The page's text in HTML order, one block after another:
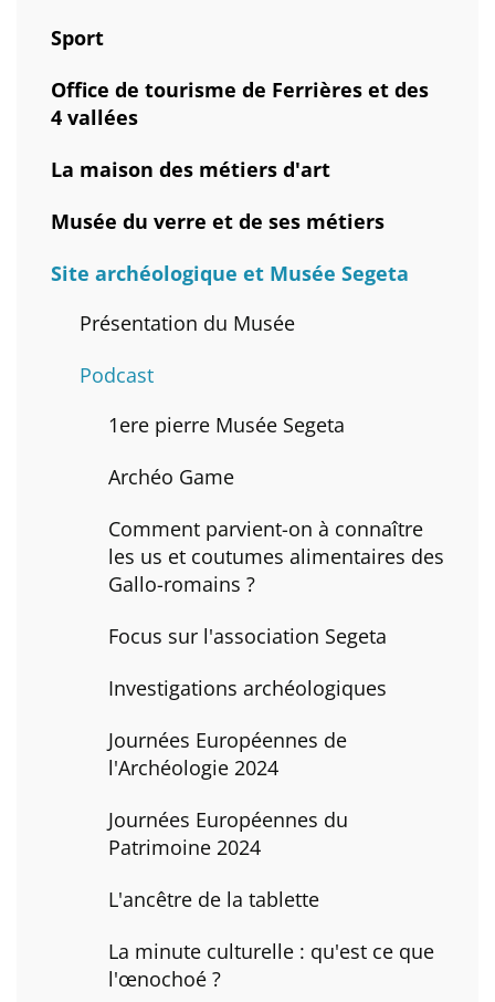
Sport
Office de tourisme de Ferrières et des
4 vallées
La maison des métiers d'art
Musée du verre et de ses métiers
Site archéologique et Musée Segeta
Présentation du Musée
Podcast
1ere pierre Musée Segeta
Archéo Game
Comment parvient-on à connaître
les us et coutumes alimentaires des
Gallo-romains ?
Focus sur l'association Segeta
Investigations archéologiques
Journées Européennes de
l'Archéologie 2024
Journées Européennes du
Patrimoine 2024
L'ancêtre de la tablette
La minute culturelle : qu'est ce que
l'œnochoé ?